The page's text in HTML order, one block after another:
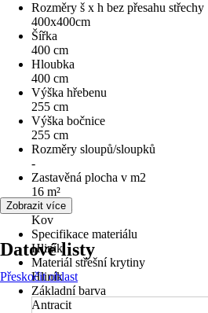
Rozměry š x h bez přesahu střechy
400x400cm
Šířka
400 cm
Hloubka
400 cm
Výška hřebenu
255 cm
Výška bočnice
255 cm
Rozměry sloupů/sloupků
-
Zastavěná plocha v m2
16 m²
Materiál
Kov
Specifikace materiálu
Hliník
Materiál střešní krytiny
Hliník
Základní barva
Antracit
Zobrazit více
Datové listy
Přeskočit oblast